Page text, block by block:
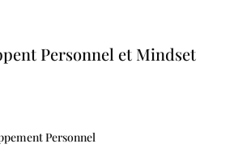
Personnel et Mindset
Personnel